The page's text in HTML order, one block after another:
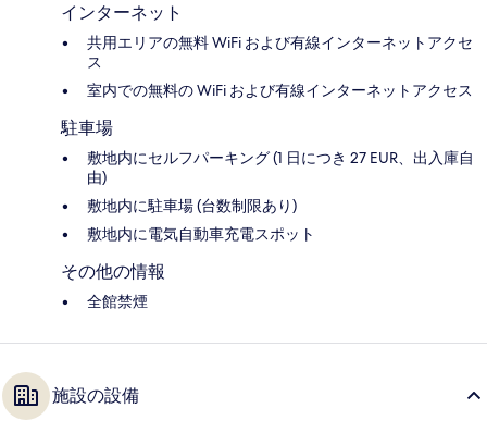
インターネット
共用エリアの無料 WiFi および有線インターネットアクセ
ス
室内での無料の WiFi および有線インターネットアクセス
駐車場
敷地内にセルフパーキング (1 日につき 27 EUR、出入庫自
由)
敷地内に駐車場 (台数制限あり)
敷地内に電気自動車充電スポット
その他の情報
全館禁煙
施設の設備